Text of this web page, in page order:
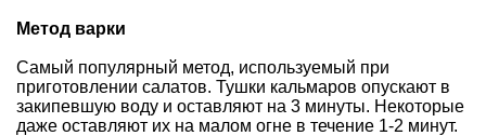
Метод варки
Самый популярный метод, используемый при
приготовлении салатов. Тушки кальмаров опускают в
закипевшую воду и оставляют на 3 минуты. Некоторые
даже оставляют их на малом огне в течение 1-2 минут.